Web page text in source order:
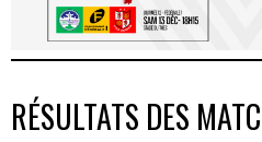
RÉSULTATS DES